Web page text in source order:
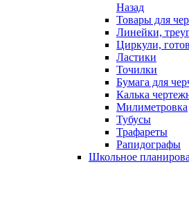
Назад
Товары для
Линейки,
Циркули,
Ластики
Точилки
Бумага для
Калька
Милиметровка
Тубусы
Трафареты
Рапидографы
Школьное